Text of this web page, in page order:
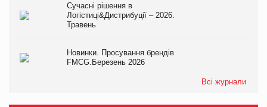
Сучасні рішення в
Логістиці&Дистрибуції – 2026.
Травень
Новинки. Просування брендів
FMCG.Березень 2026
Всі журнали